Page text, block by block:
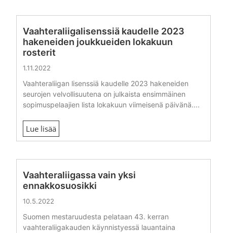
Vaahteraliigalisenssiä kaudelle 2023
hakeneiden joukkueiden lokakuun
rosterit
1.11.2022
Vaahteraliigan lisenssiä kaudelle 2023 hakeneiden
seurojen velvollisuutena on julkaista ensimmäinen
sopimuspelaajien lista lokakuun viimeisenä päivänä....
Lue lisää
Vaahteraliigassa vain yksi
ennakkosuosikki
10.5.2022
Suomen mestaruudesta pelataan 43. kerran
vaahteraliigakauden käynnistyessä lauantaina